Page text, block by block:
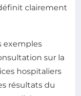
clairement
exemples
sur la
hospitaliers
résultats du